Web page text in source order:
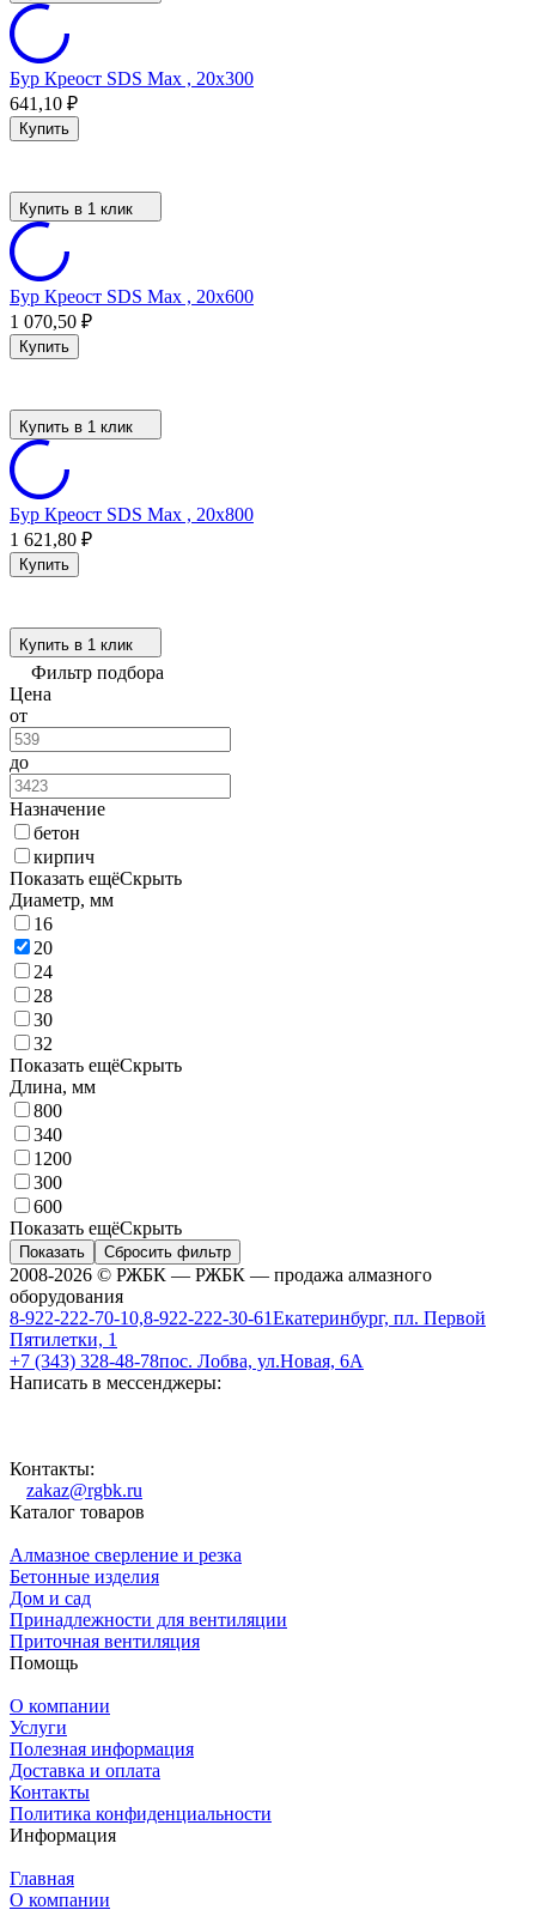
Бур Креост SDS Max , 20x300
641,10 ₽
Купить
Купить в 1 клик
Бур Креост SDS Max , 20x600
1 070,50 ₽
Купить
Купить в 1 клик
Бур Креост SDS Max , 20x800
1 621,80 ₽
Купить
Купить в 1 клик
Фильтр подбора
Цена
от
до
Назначение
бетон
кирпич
Показать ещёСкрыть
Диаметр, мм
16
20
24
28
30
32
Показать ещёСкрыть
Длина, мм
800
340
1200
300
600
Показать ещёСкрыть
Показать Сбросить фильтр
2008-2026 © РЖБК — РЖБК — продажа алмазного
оборудования
8-922-222-70-10,8-922-222-30-61Екатеринбург, пл. Первой
Пятилетки, 1
+7 (343) 328-48-78пос. Лобва, ул.Новая, 6А
Написать в мессенджеры:
Контакты:
zakaz@rgbk.ru
Каталог товаров
Алмазное сверление и резка
Бетонные изделия
Дом и сад
Принадлежности для вентиляции
Приточная вентиляция
Помощь
О компании
Услуги
Полезная информация
Доставка и оплата
Контакты
Политика конфиденциальности
Информация
Главная
О компании